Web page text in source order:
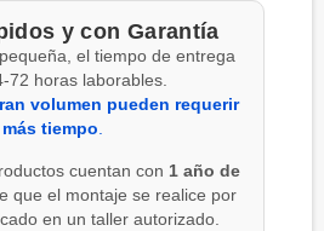
y con Garantía
el tiempo de entrega
72 horas laborables.
volumen pueden requerir
más tiempo
cuentan con 1 año de
que el montaje se realice por
en un taller autorizado.